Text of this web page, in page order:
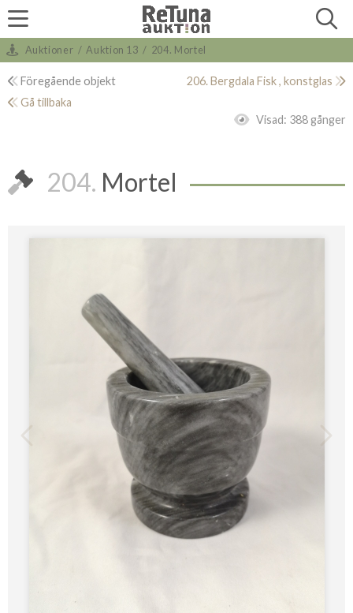
Auktioner / Auktion 13 / 204. Mortel
Föregående objekt
206. Bergdala Fisk , konstglas
Gå tillbaka
Visad: 388 gånger
204. Mortel